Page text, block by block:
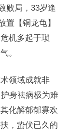
败局，33岁逢
置【铜龙龟】
机多起于琐
。
领域成就非
身祛病极为难
化解郁郁寡欢
，蛰伏已久的